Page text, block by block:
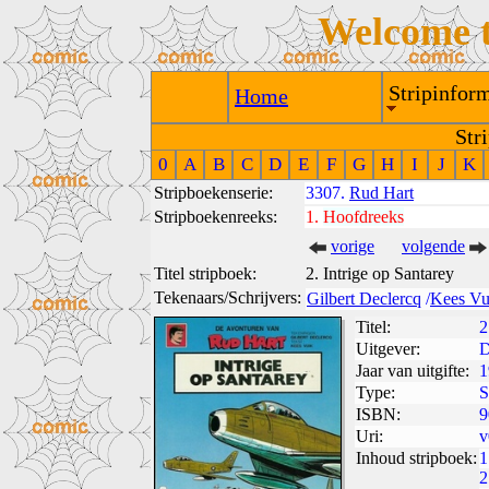
Welcome
Home
0 A B C D E F G H I J K
Stripboekenserie: 3307. Rud Hart
Stripboekenreeks:
1. Hoofdreeks
vorige
volgende
Titel stripboek:
2. Intrige op Santarey
Tekenaars/Schrijvers: Gilbert Declercq /Kees
Titel:
Uitgever:
Jaar van uitgifte:
Type:
ISBN:
Uri:
Inhoud stripboek: 1
2